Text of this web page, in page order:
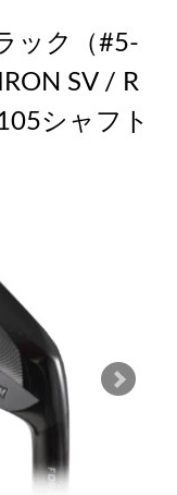
ック（#5-
SV / R
シャフト